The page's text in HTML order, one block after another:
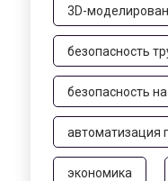
3D-
безопасность
безопасность
автоматизация
экономика